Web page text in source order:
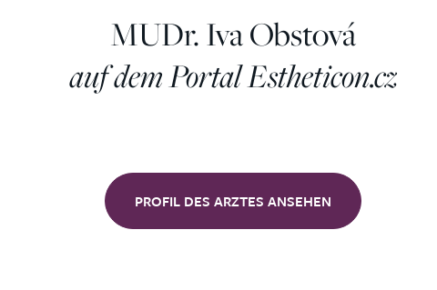
MUDr. Iva Obstová
auf dem Portal Estheticon.cz
PROFIL DES ARZTES ANSEHEN